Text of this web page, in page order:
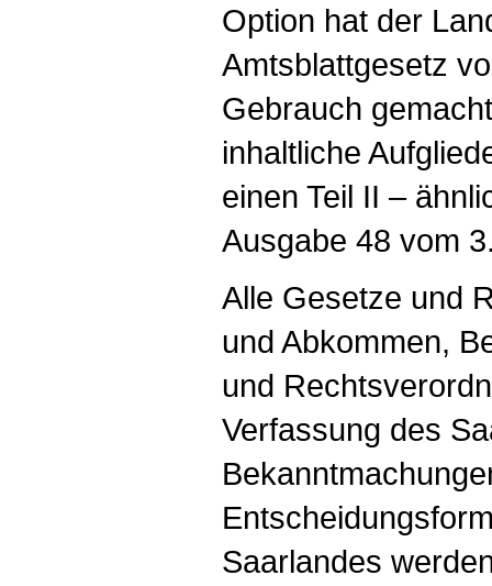
Option hat der
Amtsblattgesetz
Gebrauch
inhaltliche
einen Teil II –
Ausgabe 48 vom
Alle Gesetze und
und Abkommen,
und
Verfassung des
Saarlandes